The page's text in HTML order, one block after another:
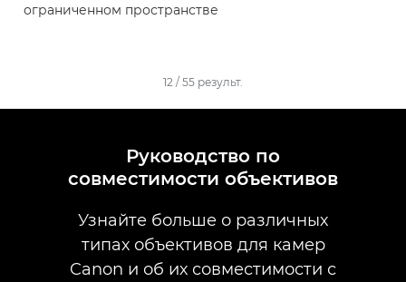
ограниченном пространстве
12 / 55 результ.
Руководство по
совместимости объективов
Узнайте больше о различных
типах объективов для камер
Canon и об их совместимости с